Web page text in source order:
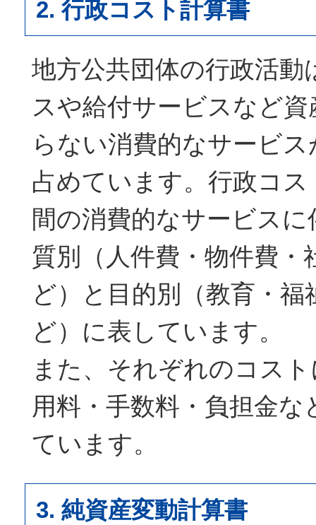
2. 行政コスト計算書
地方公共団体の行政活動
スや給付サービスなど
らない消費的なサービ
占めています。行政コ
間の消費的なサービス
質別（人件費・物件費・
ど）と目的別（教育・福
ど）に表しています。
また、それぞれのコス
用料・手数料・負担金な
ています。
3. 純資産変動計算書